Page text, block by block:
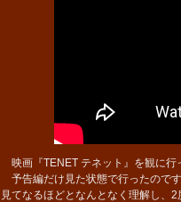
映画『TENET テネット』を観に行
予告編だけ見た状態で行ったので
見てなるほどとなんとなく理解し、